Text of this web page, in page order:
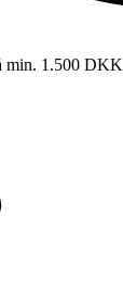
min. 1.500 DKK